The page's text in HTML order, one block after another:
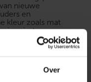
Over
nieuwe
en
kleur zoals mat
in ruimtes waar
meer mensen
zoalsglas
bij een